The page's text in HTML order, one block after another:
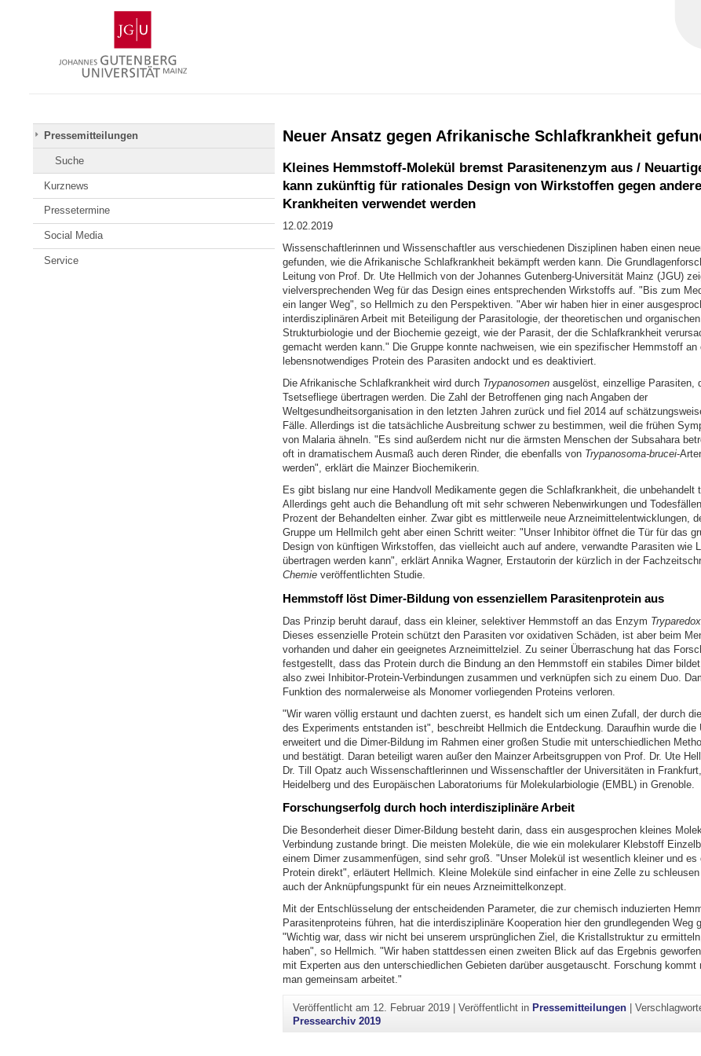
Gutenberg-
Universität
Mainz
Pressemitteilungen
Suche
Kurznews
Pressetermine
Social Media
Service
Neuer Ansatz gegen Afrikanische Schlafkrankheit
Kleines Hemmstoff-Molekül bremst Parasitenenzym aus /
kann zukünftig für rationales Design von Wirkstoffen gegen andere
Krankheiten verwendet werden
12.02.2019
Wissenschaftlerinnen und Wissenschaftler aus verschiedenen Disziplinen haben einen
gefunden, wie die Afrikanische Schlafkrankheit bekämpft werden kann. Die
Leitung von Prof. Dr. Ute Hellmich von der Johannes Gutenberg-Universität Mainz (JGU)
vielversprechenden Weg für das Design eines entsprechenden Wirkstoffs auf. "Bis zum
ein langer Weg", so Hellmich zu den Perspektiven. "Aber wir haben hier in einer
interdisziplinären Arbeit mit Beteiligung der Parasitologie, der theoretischen und
Strukturbiologie und der Biochemie gezeigt, wie der Parasit, der die Schlafkrankheit
gemacht werden kann." Die Gruppe konnte nachweisen, wie ein spezifischer Hemmstoff an
lebensnotwendiges Protein des Parasiten andockt und es deaktiviert.
Die Afrikanische Schlafkrankheit wird durch Trypanosomenausgelöst, einzellige Parasiten,
Tsetsefliege übertragen werden. Die Zahl der Betroffenen ging nach Angaben der
Weltgesundheitsorganisation in den letzten Jahren zurück und fiel 2014 auf
Fälle. Allerdings ist die tatsächliche Ausbreitung schwer zu bestimmen, weil die frühen
von Malaria ähneln. "Es sind außerdem nicht nur die ärmsten Menschen der Subsahara
oft in dramatischem Ausmaß auch deren Rinder, die ebenfalls von Trypanosoma‐brucei
werden", erklärt die Mainzer Biochemikerin.
Es gibt bislang nur eine Handvoll Medikamente gegen die Schlafkrankheit, die unbehandelt
Allerdings geht auch die Behandlung oft mit sehr schweren Nebenwirkungen und
Prozent der Behandelten einher. Zwar gibt es mittlerweile neue Arzneimittelentwicklungen,
Gruppe um Hellmilch geht aber einen Schritt weiter: "Unser Inhibitor öffnet die Tür für das
Design von künftigen Wirkstoffen, das vielleicht auch auf andere, verwandte Parasiten wie
übertragen werden kann", erklärt Annika Wagner, Erstautorin der kürzlich in der
Chemieveröffentlichten Studie.
Hemmstoff löst Dimer-Bildung von essenziellem Parasitenprotein aus
Das Prinzip beruht darauf, dass ein kleiner, selektiver Hemmstoff an das Enzym
Dieses essenzielle Protein schützt den Parasiten vor oxidativen Schäden, ist aber beim
vorhanden und daher ein geeignetes Arzneimittelziel. Zu seiner Überraschung hat das
festgestellt, dass das Protein durch die Bindung an den Hemmstoff ein stabiles Dimer
also zwei Inhibitor-Protein-Verbindungen zusammen und verknüpfen sich zu einem Duo.
Funktion des normalerweise als Monomer vorliegenden Proteins verloren.
"Wir waren völlig erstaunt und dachten zuerst, es handelt sich um einen Zufall, der durch
des Experiments entstanden ist", beschreibt Hellmich die Entdeckung. Daraufhin wurde die
erweitert und die Dimer-Bildung im Rahmen einer großen Studie mit unterschiedlichen
und bestätigt. Daran beteiligt waren außer den Mainzer Arbeitsgruppen von Prof. Dr. Ute
Dr. Till Opatz auch Wissenschaftlerinnen und Wissenschaftler der Universitäten in
Heidelberg und des Europäischen Laboratoriums für Molekularbiologie (EMBL) in Grenoble.
Forschungserfolg durch hoch interdisziplinäre Arbeit
Die Besonderheit dieser Dimer-Bildung besteht darin, dass ein ausgesprochen kleines
Verbindung zustande bringt. Die meisten Moleküle, die wie ein molekularer Klebstoff
einem Dimer zusammenfügen, sind sehr groß. "Unser Molekül ist wesentlich kleiner und es
Protein direkt", erläutert Hellmich. Kleine Moleküle sind einfacher in eine Zelle zu
auch der Anknüpfungspunkt für ein neues Arzneimittelkonzept.
Mit der Entschlüsselung der entscheidenden Parameter, die zur chemisch induzierten
Parasitenproteins führen, hat die interdisziplinäre Kooperation hier den grundlegenden Weg
"Wichtig war, dass wir nicht bei unserem ursprünglichen Ziel, die Kristallstruktur zu
haben", so Hellmich. "Wir haben stattdessen einen zweiten Blick auf das Ergebnis
mit Experten aus den unterschiedlichen Gebieten darüber ausgetauscht. Forschung kommt
man gemeinsam arbeitet."
Veröffentlicht am 12. Februar 2019 |Veröffentlicht inPressemitteilungen |
Pressearchiv 2019